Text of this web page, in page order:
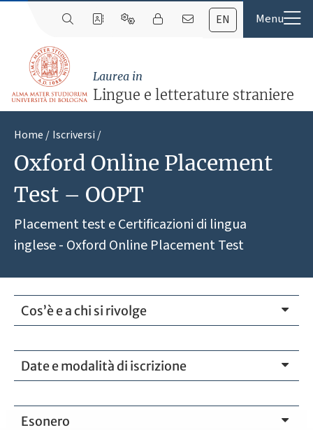
EN
Laurea in
Lingue e letterature straniere
Home Iscriversi
Oxford Online Placement
Test – OOPT
Placement test e Certificazioni di lingua
inglese - Oxford Online Placement Test
Cos’è e a chi si rivolge
Date e modalità di iscrizione
Esonero